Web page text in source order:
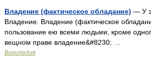
Владение (фактическое обладание) — У
Владение. Владение (фактическое
пользование ею всеми людьми, кроме
вещном праве владение&#8230; …
Википедия